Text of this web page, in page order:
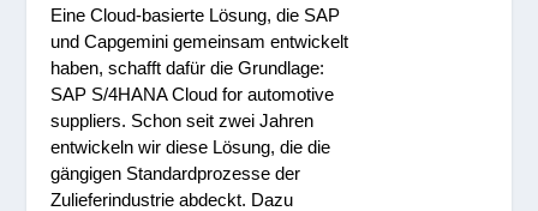
Eine Cloud-basierte Lösung, die SAP
und Capgemini gemeinsam entwickelt
haben, schafft dafür die Grundlage:
SAP S/4HANA Cloud for automotive
suppliers. Schon seit zwei Jahren
entwickeln wir diese Lösung, die die
gängigen Standardprozesse der
Zulieferindustrie abdeckt. Dazu